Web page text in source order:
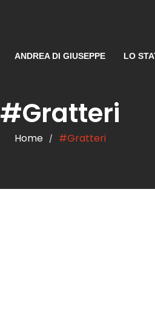
ANDREA DI GIUSEPPE LO
#Gratteri
Home / #Gratteri